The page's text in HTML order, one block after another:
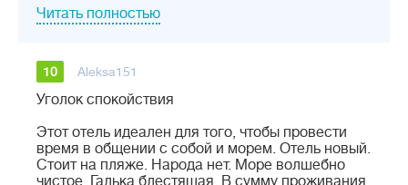
Читать полностью
10 Aleksa151
Уголок спокойствия
Этот отель идеален для того, чтобы провести
время в общении с собой и морем. Отель новый.
Стоит на пляже. Народа нет. Море волшебно
чистое. Галька блестящая. В сумму проживания